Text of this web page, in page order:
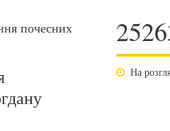
почесних
На